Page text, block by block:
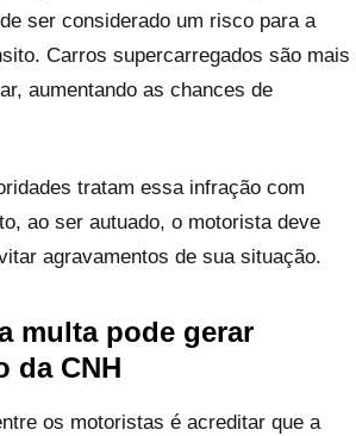
ser considerado um risco para a
Carros supercarregados são mais
aumentando as chances de
tratam essa infração com
ao ser autuado, o motorista deve
agravamentos de sua situação.
multa pode gerar
da CNH
os motoristas é acreditar que a